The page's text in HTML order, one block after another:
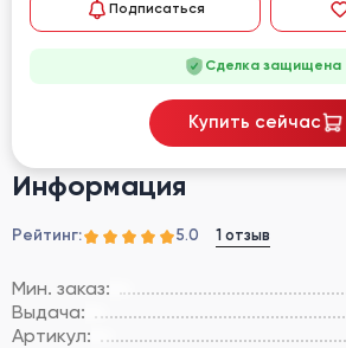
Информация
Рейтинг: 5.0 1 отзыв
Мин. заказ:
Выдача:
Артикул:
Подписаться
Сделка защищена
Купить сейчас